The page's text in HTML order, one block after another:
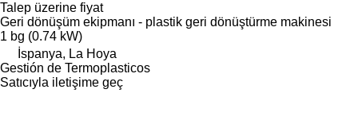
Talep üzerine fiyat
Geri dönüşüm ekipmanı - plastik geri dönüştürme makinesi
1 bg (0.74 kW)
İspanya, La Hoya
Gestión de Termoplasticos
Satıcıyla iletişime geç